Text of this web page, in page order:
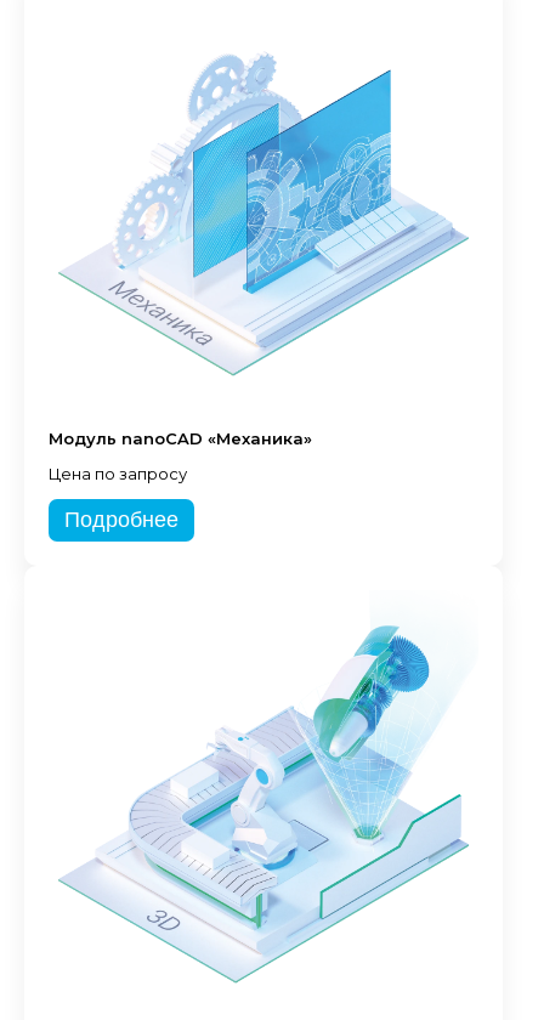
Модуль nanoCAD «Механика»
Цена по запросу
Подробнее